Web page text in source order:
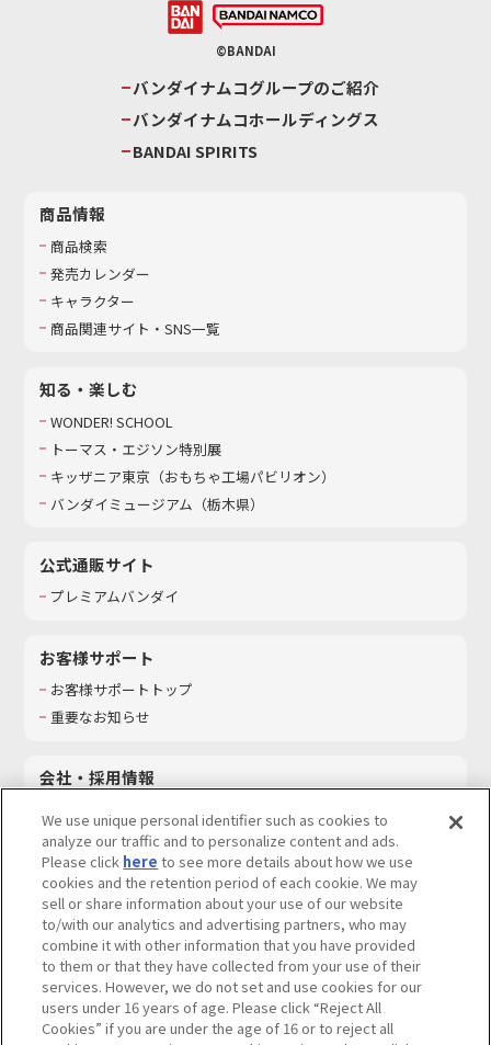
©BANDAI
バンダイナムコグループのご紹介
バンダイナムコホールディングス
BANDAI SPIRITS
商品情報
商品検索
発売カレンダー
キャラクター
商品関連サイト・SNS一覧
知る・楽しむ
WONDER! SCHOOL
トーマス・エジソン特別展
キッザニア東京（おもちゃ工場パビリオン）​
バンダイミュージアム（栃木県）
公式通販サイト
プレミアムバンダイ
お客様サポート
お客様サポートトップ
重要なお知らせ
会社・採用情報
採用情報
サステナビリティ
お問い合わせ
ウェブサイトご利用条件 ソーシャルメディアポリシー
個人情報及び特定個人情報等の取り扱いに関する保護方針
We use unique personal identifier such as cookies to
analyze our traffic and to personalize content and ads.
Please click here to see more details about how we use
cookies and the retention period of each cookie. We may
sell or share information about your use of our website
to/with our analytics and advertising partners, who may
combine it with other information that you have provided
to them or that they have collected from your use of their
services. However, we do not set and use cookies for our
users under 16 years of age. Please click “Reject All
Cookies” if you are under the age of 16 or to reject all